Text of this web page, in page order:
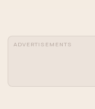
ADVERTISEMENTS